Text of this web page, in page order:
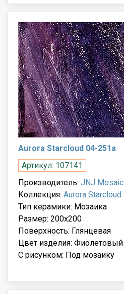
Aurora Starcloud 04-251a
Артикул: 107141
Производитель: JNJ Mosaic
Коллекция: Aurora Starcloud
Тип керамики: Мозаика
Размер: 200x200
Поверхность: Глянцевая
Цвет изделия: Фиолетовый
С рисунком: Под мозаику